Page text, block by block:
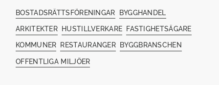
BOSTADSRÄTTSFÖRENINGAR BYGGHANDEL
ARKITEKTER HUSTILLVERKARE FASTIGHETSÄGARE
KOMMUNER RESTAURANGER BYGGBRANSCHEN
OFFENTLIGA MILJÖER